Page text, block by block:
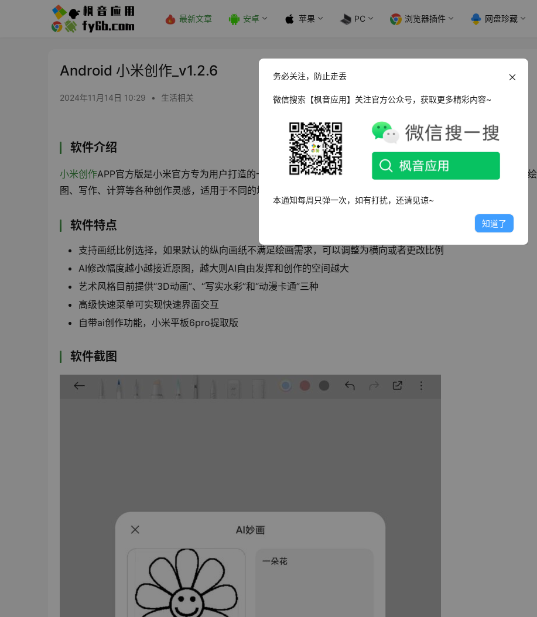
最新文章 安卓 苹果 PC 浏览器插件 网盘珍藏
Android 小米创作_v1.2.6
2024年11月14日 10:29 • 生活相关
软件介绍
小米创作APP官方版是小米官方专为用户打造的一款 画画绘图工具，软件中内置丰富的功能，支持在线创作作品，绘
图、写作、计算等各种创作灵感，适用于不同的场景，在使用过程中无需复杂的操作，带给用户最棒的体验！
软件特点
支持画纸比例选择，如果默认的纵向画纸不满足绘画需求，可以调整为横向或者更改比例
AI修改幅度越小越接近原图，越大则AI自由发挥和创作的空间越大
艺术风格目前提供“3D动画”、“写实水彩”和“动漫卡通”三种
高级快速菜单可实现快速界面交互
自带ai创作功能，小米平板6pro提取版
软件截图
务必关注，防止走丢
微信搜索【枫音应用】关注官方公众号，获取更多精彩内容~
本通知每周只弹一次，如有打扰，还请见谅~
知道了